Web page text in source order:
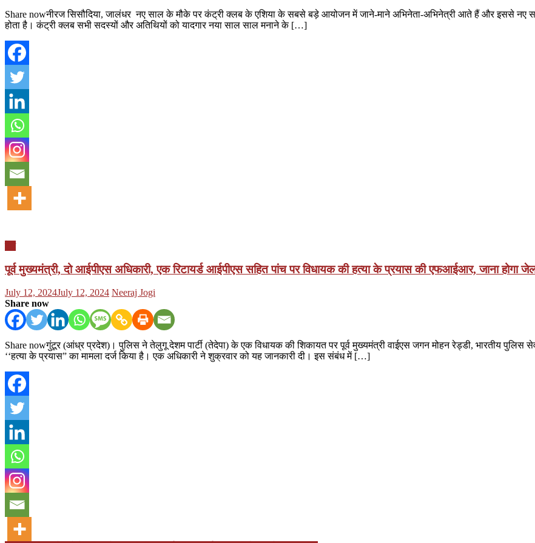
Share nowनीरज सिसौदिया, जालंधर नए साल के मौके पर कंट्री क्लब के एशिया के सबसे बड़े आयोजन में जाने-माने अभिनेता-अभिनेत्री आते हैं और इससे नए
होता है। कंट्री क्लब सभी सदस्यों और अतिथियों को यादगार नया साल साल मनाने के […]
पूर्व मुख्यमंत्री, दो आईपीएस अधिकारी, एक रिटायर्ड आईपीएस सहित पांच पर विधायक की हत्या के प्रयास की एफआईआर, जाना होगा
Posted
on
July 12, 2024July 12, 2024 Author
Neeraj Jogi
Share now
Share nowगुंटूर (आंध्र प्रदेश)। पुलिस ने तेलुगू देशम पार्टी (तेदेपा) के एक विधायक की शिकायत पर पूर्व मुख्यमंत्री वाईएस जगन मोहन रेड्डी, भारतीय पुलिस
‘‘हत्या के प्रयास” का मामला दर्ज किया है। एक अधिकारी ने शुक्रवार को यह जानकारी दी। इस संबंध में […]